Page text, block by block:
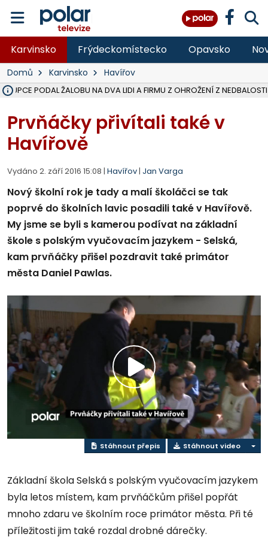
Karvinsko Frýdeckomístecko Opavsko
Domů Karvinsko Havířov
PODAL ŽALOBU NA DVA LIDI A FIRMU Z OHROŽENÍ Z NEDBALOSTI
Prvňáčky přivítali také v
Havířově
Vydáno 2. září 2016 15:08 | Havířov | Jan Varga
Nový školní rok je tady a malí školáčci se tak
poprvé do školních lavic posadili také v Havířově.
My jsme se byli s kamerou podívat na základní
škole s polským vyučovacím jazykem - Selská,
kam prvňáčky přišel pozdravit také primátor
města Daniel Pawlas.
Přehrát
video
Stáhnout přepis Stáhnout video
Základní škola Selská s polským vyučovacím jazykem
byla letos místem, kam prvňáčkům přišel popřát
mnoho zdaru ve školním roce primátor města. Při té
příležitosti jim také rozdal drobné dárečky.